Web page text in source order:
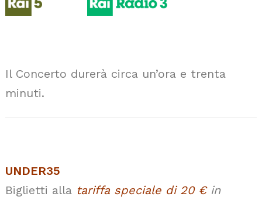
Il Concerto durerà circa un’ora e trenta
minuti.
UNDER35
Biglietti alla tariffa speciale di 20 €in